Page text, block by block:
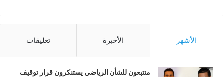
الأشهر الأخيرة تعليقات
متتبعون للشأن الرياضي يستنكرون قرار توقيف